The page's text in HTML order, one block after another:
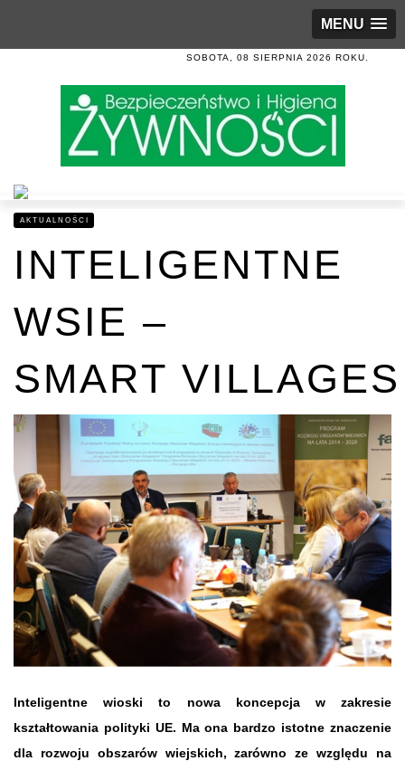
MENU
SOBOTA, 08 SIERPNIA 2026 ROKU.
AKTUALNOŚCI
INTELIGENTNE
WSIE –
SMART VILLAGES
Inteligentne wioski to nowa koncepcja w zakresie
kształtowania polityki UE. Ma ona bardzo istotne znaczenie
dla rozwoju obszarów wiejskich, zarówno ze względu na